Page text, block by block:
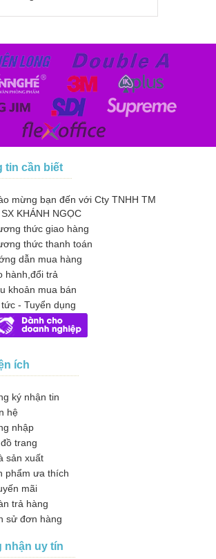
tin cần biết
mừng bạn đến với Cty TNHH TM
SX KHÁNH NGỌC
thức giao hàng
thức thanh toán
dẫn mua hàng
hành,đổi trả
khoản mua bán
- Tuyển dụng
ích
ký nhận tin
hệ
nhập
trang
sản xuất
phẩm ưa thích
mãi
trả hàng
sử đơn hàng
nhận uy tín